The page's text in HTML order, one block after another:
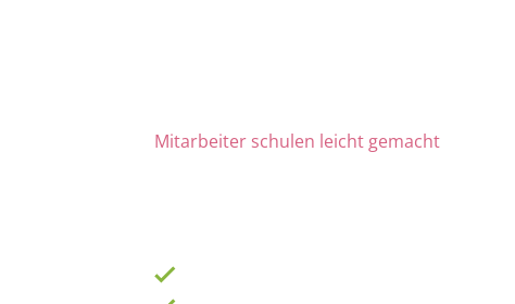
Mitarbeiter schulen leicht gemacht